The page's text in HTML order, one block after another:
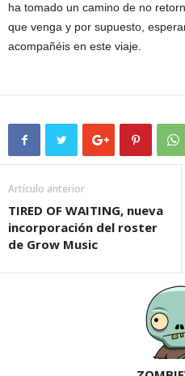
ha tomado un camino de no
que venga y por supuesto,
acompañéis en este viaje.
Artículo anterior
TIRED OF WAITING, nueva
incorporación del roster
de Grow Music